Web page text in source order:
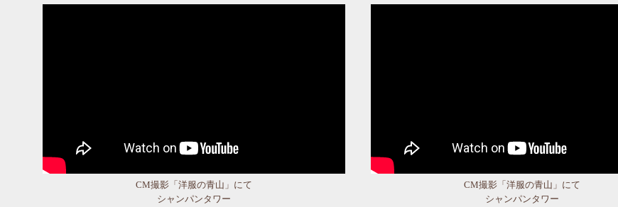
CM撮影「洋服の青山」にて
シャンパンタワー
CM撮影「洋服の青山」にて
シャンパンタワー